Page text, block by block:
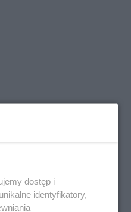
dostęp i
identyfikatory,